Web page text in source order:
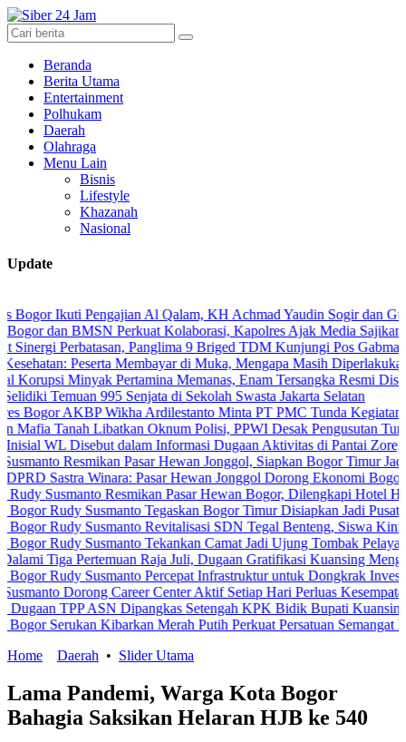
Beranda
Berita Utama
Entertainment
Polhukam
Daerah
Olahraga
Menu Lain
Bisnis
Lifestyle
Khazanah
Nasional
Update
Pengajian Al Qalam, KH Achmad Yaudin Sogir dan Gus Sholeh
BMSN Perkuat Kolaborasi, Kapolres Ajak Media Sajikan
Panglima 9 Briged TDM Kunjungi Pos Gabma Temajuk
Peserta Membayar di Muka, Mengapa Masih Diperlakukan
Minyak Pertamina Memanas, Enam Tersangka Resmi Diseret ke
995 Senjata di Sekolah Swasta Jakarta Selatan
Wikha Ardilestanto Minta PT PMC Tunda Kegiatan Demi
Libatkan Oknum Polisi, PPWI Desak Pengusutan Tuntas
Disebut dalam Informasi Dugaan Aktivitas di Pantai Zore, Bea
Resmikan Pasar Hewan Jonggol, Siapkan Bogor Timur Jadi Pusat
Winara: Pasar Hewan Jonggol Dorong Ekonomi Bogor Timur
Resmikan Pasar Hewan Bogor, Dilengkapi Hotel Hewan dan
Susmanto Tegaskan Bogor Timur Disiapkan Jadi Pusat
Susmanto Revitalisasi SDN Tegal Benteng, Siswa Kini Belajar
Susmanto Tekankan Camat Jadi Ujung Tombak Pelayanan
Pertemuan Raja Juli, Dugaan Gratifikasi Kuansing Menguat
Susmanto Percepat Infrastruktur untuk Dongkrak Investasi
Dorong Career Center Aktif Setiap Hari Perluas Kesempatan Kerja
ASN Dipangkas Setengah KPK Bidik Bupati Kuansing
Kibarkan Merah Putih Perkuat Persatuan Semangat
Home
Daerah • Slider Utama
Lama Pandemi, Warga Kota Bogor
Bahagia Saksikan Helaran HJB ke 540